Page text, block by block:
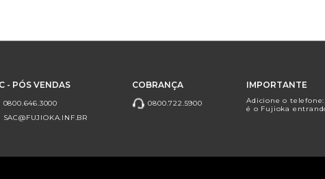
- PÓS VENDAS
0800.646.3000
SAC@FUJIOKA.INF.BR
COBRANÇA
0800.722.5900
IMPORTANTE
Adicione o telefone:
é o Fujioka